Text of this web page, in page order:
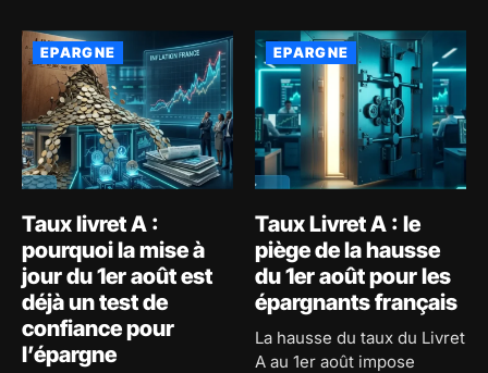
EPARGNE
Taux livret A :
pourquoi la mise à
jour du 1er août est
déjà un test de
confiance pour
l’épargne
EPARGNE
Taux Livret A : le
piège de la hausse
du 1er août pour les
épargnants français
La hausse du taux du Livret
A au 1er août impose